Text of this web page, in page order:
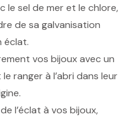
le sel de mer et le chlore,
de sa galvanisation
éclat.
vos bijoux avec un
ranger à l’abri dans leur
l’éclat à vos bijoux,